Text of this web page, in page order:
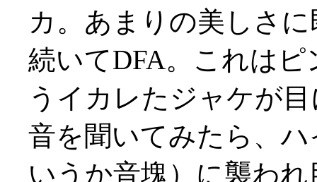
カ。あまりの美しさ
続いてDFA。これは
うイカレたジャケが
音を聞いてみたら、
いうか音塊）に襲わ